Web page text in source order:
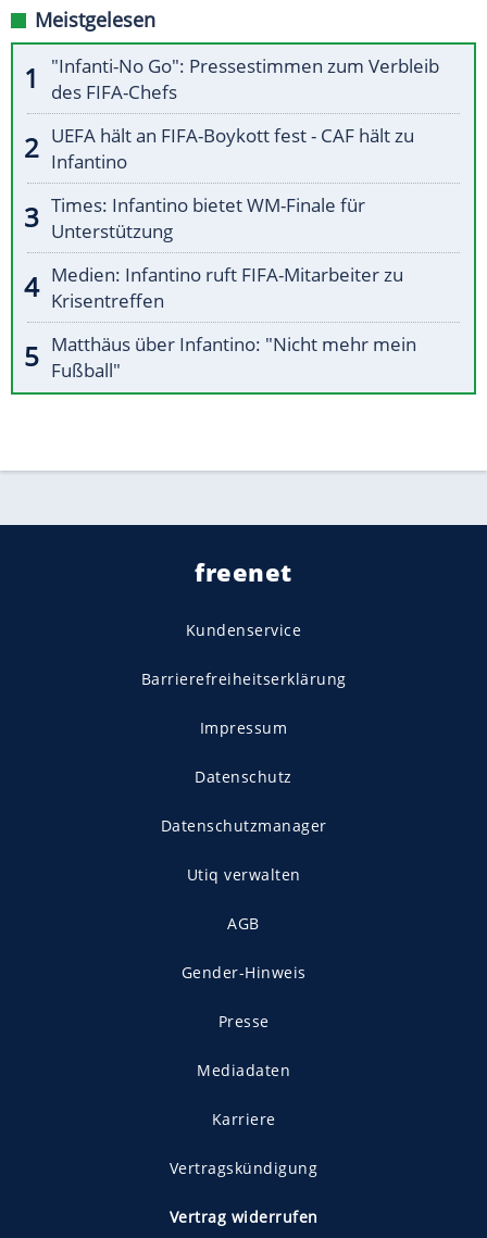
Meistgelesen
"Infanti-No Go": Pressestimmen zum Verbleib
des FIFA-Chefs
UEFA hält an FIFA-Boykott fest - CAF hält zu
Infantino
Times: Infantino bietet WM-Finale für
Unterstützung
Medien: Infantino ruft FIFA-Mitarbeiter zu
Krisentreffen
Matthäus über Infantino: "Nicht mehr mein
Fußball"
freenet
Kundenservice
Barrierefreiheitserklärung
Impressum
Datenschutz
Datenschutzmanager
Utiq verwalten
AGB
Gender-Hinweis
Presse
Mediadaten
Karriere
Vertragskündigung
Vertrag widerrufen